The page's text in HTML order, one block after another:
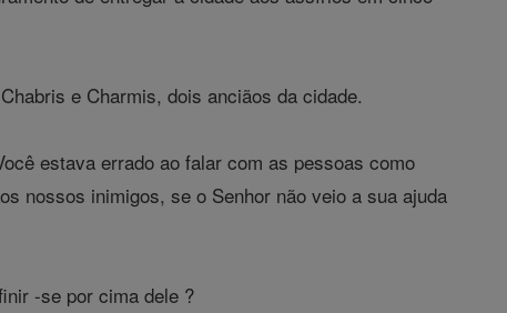
e Charmis, dois anciãos da cidade.
estava errado ao falar com as pessoas como
nossos inimigos, se o Senhor não veio a sua ajuda
-se por cima dele ?